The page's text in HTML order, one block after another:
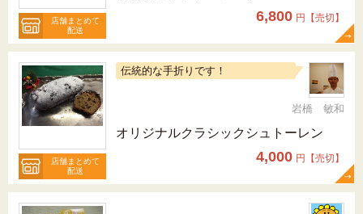
店舗まとめて
配送
6,800 円【売切】
店舗まとめて
配送
伝統的な手折りです！
岩橋 敏和
オリジナルクラシックシュトーレン
4,000 円【売切】